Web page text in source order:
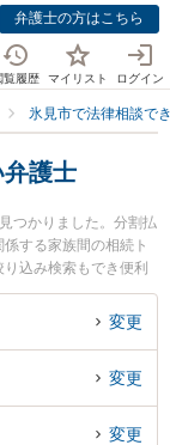
弁護士の方はこちら
覧履歴 マイリスト ログイン
氷見市で法律相談で
護士
つかりました。分割払
する家族間の相続ト
込み検索もでき便利
ール情報や弁護士費
に発生した遺言執行
したい』などでお困
変更
変更
変更